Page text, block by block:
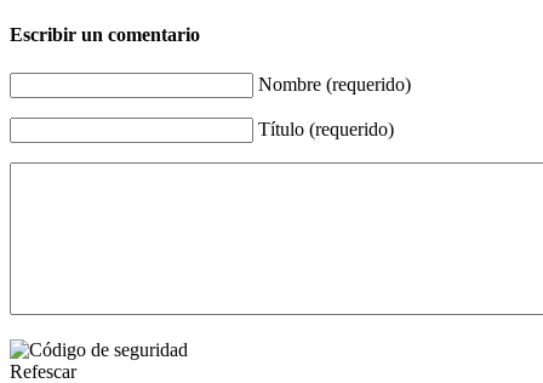
Escribir un comentario
Nombre (requerido)
Título (requerido)
Refescar